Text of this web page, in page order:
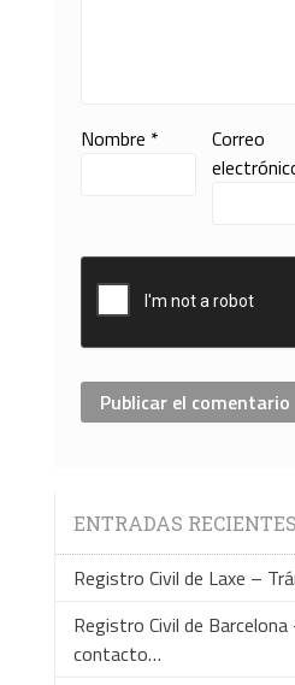
Nombre *
Correo
ENTRADAS RECIENTES
Registro Civil de Laxe –
Registro Civil de
contacto…